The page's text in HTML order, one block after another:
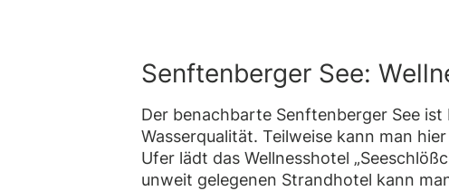
Senftenberger See:
Der benachbarte Senftenberger See
Wasserqualität. Teilweise kann man
Ufer lädt das Wellnesshotel
unweit gelegenen Strandhotel kann